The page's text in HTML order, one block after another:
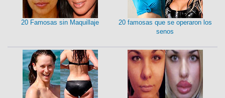
20 Famosas sin Maquillaje
20 famosas que se operaron los
senos